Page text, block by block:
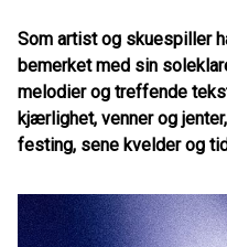
Som artist og skuespiller
bemerket med sin
melodier og treffende
kjærlighet, venner og
festing, sene kvelder og